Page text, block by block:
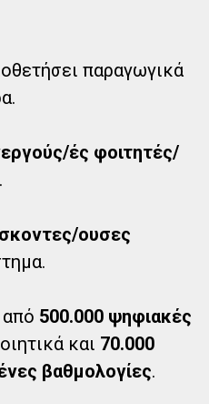
παραγωγικά
ές φοιτητές/
ουσες
500.000 ψηφιακές
και 70.000
βαθμολογίες.